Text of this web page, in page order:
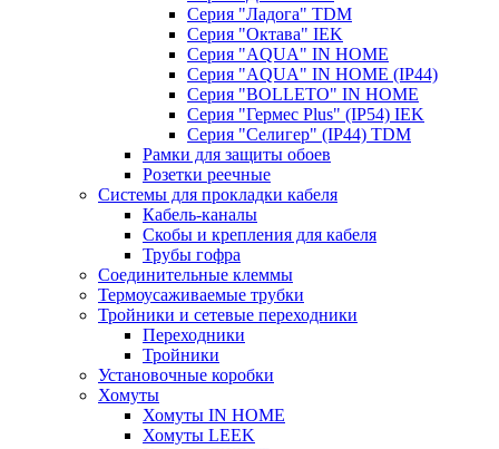
Серия "Ладога" TDM
Серия "Октава" IEK
Серия "AQUA" IN HOME
Серия "AQUA" IN HOME (IP44)
Серия "BОLLETO" IN HOME
Серия "Гермес Plus" (IP54) IEK
Серия "Селигер" (IP44) TDM
Рамки для защиты обоев
Розетки реечные
Системы для прокладки кабеля
Кабель-каналы
Скобы и крепления для кабеля
Трубы гофра
Соединительные клеммы
Термоусаживаемые трубки
Тройники и сетевые переходники
Переходники
Тройники
Установочные коробки
Хомуты
Хомуты IN HOME
Хомуты LEEK